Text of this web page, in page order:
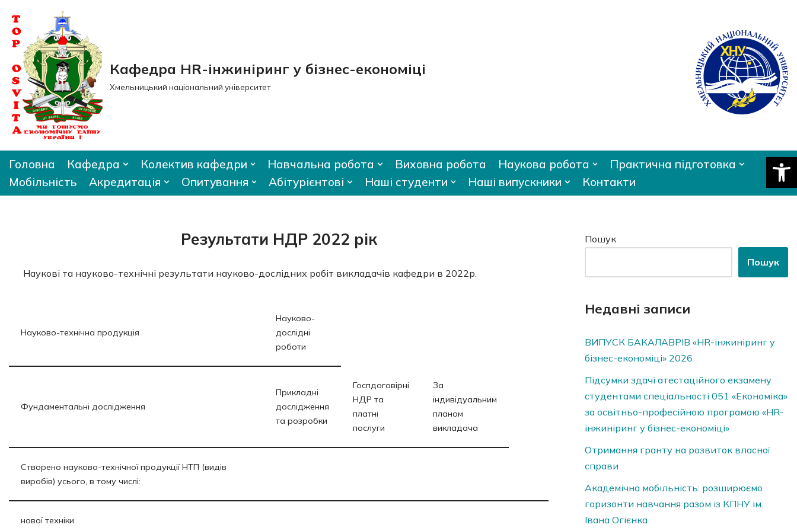
Перейти
до
вмісту
Кафедра HR-інжиніринг у бізнес-економіці
Хмельницький національний університет
Головна Кафедра Колектив кафедри Навчальна робота Виховна робота Наукова робота
Практична підготовка
Мобільність
Акредитація Опитування Абітурієнтові Наші студенти Наші випускники Контакти
Результати НДР 2022 рік
Наукові та науково-технічні результати науково-дослідних робіт викладачів кафедри в 2022р.
Науково-технічна продукція
Науково-
дослідні
роботи
Фундаментальні дослідження
Прикладні
дослідження
та розробки
Госпдоговірні
НДР та
платні
послуги
За
індивідуальним
планом
викладача
Створено науково-технічної продукції НТП (видів
виробів) усього, в тому числі:
нової техніки
Пошук
Пошук
Недавні записи
ВИПУСК БАКАЛАВРІВ «HR-інжиніринг у
бізнес-економіці» 2026
Підсумки здачі атестаційного екзамену
студентами спеціальності 051 «Економіка»
за освітньо-професійною програмою «HR-
інжиніринг у бізнес-економіці»
Отримання гранту на розвиток власної
справи
Академічна мобільність: розширюємо
горизонти навчання разом із КПНУ ім.
Івана Огієнка